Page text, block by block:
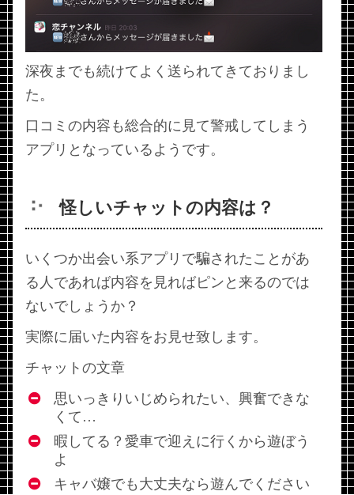
深夜までも続けてよく送られてきておりまし
た。
口コミの内容も総合的に見て警戒してしまう
アプリとなっているようです。
怪しいチャットの内容は？
いくつか出会い系アプリで騙されたことがあ
る人であれば内容を見ればピンと来るのでは
ないでしょうか？
実際に届いた内容をお見せ致します。
チャットの文章
思いっきりいじめられたい、興奮できな
くて…
暇してる？愛車で迎えに行くから遊ぼう
よ
キャバ嬢でも大丈夫なら遊んでください